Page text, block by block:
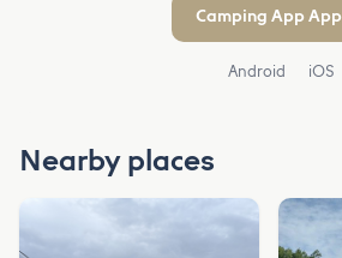
Camping App App
Android iOS
Nearby places